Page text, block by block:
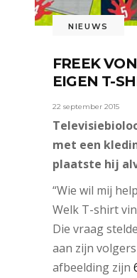
NIEUWS
FREEK
EIGEN T-
22 september 2015
met een
plaatste hij
“Wie wil mij
Welk T-shirt
Die vraag
aan zijn
afbeelding zijn